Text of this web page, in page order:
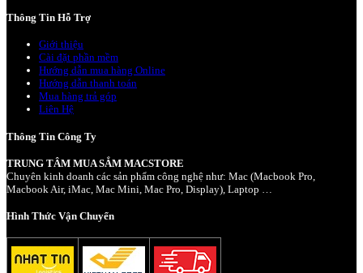
Thông Tin Hỗ Trợ
Giới thiệu
Cài đặt phần mềm
Hướng dẫn mua hàng Online
Hướng dẫn thanh toán
Mua hàng trả góp
Liên Hệ
Thông Tin Công Ty
TRUNG TÂM MUA SẮM MACSTORE
Chuyên kinh doanh các sản phẩm công nghệ như: Mac (Macbook Pro,
Macbook Air, iMac, Mac Mini, Mac Pro, Display), Laptop …
Hình Thức Vận Chuyển